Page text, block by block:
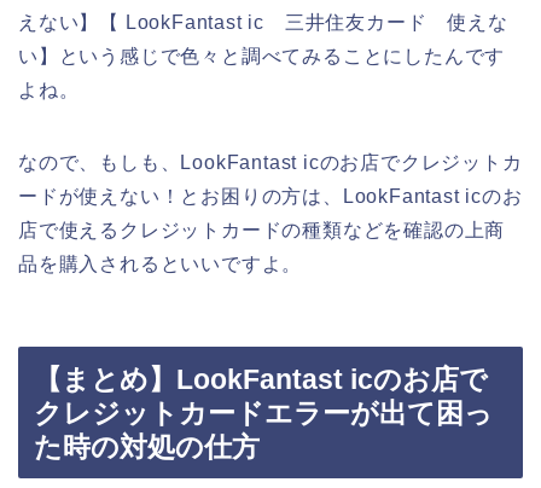
えない】【 LookFantast ic 三井住友カード 使えな
い】という感じで色々と調べてみることにしたんです
よね。
なので、もしも、LookFantast icのお店でクレジットカ
ードが使えない！とお困りの方は、LookFantast icのお
店で使えるクレジットカードの種類などを確認の上商
品を購入されるといいですよ。
【まとめ】LookFantast icのお店で
クレジットカードエラーが出て困っ
た時の対処の仕方